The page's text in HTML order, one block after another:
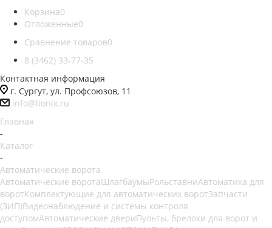
Корзина0
Отложенные0
Сравнение товаров0
8 (3462) 33-77-35
Контактная информация
г. Сургут, ул. Профсоюзов, 11
info@lionix.ru
Главная
-
Каталог
-
Автоматические ворота
Автоматические воротаШлагбаумыРольставниАвтоматика для
воротКомплектующие для автоматических воротЗапчасти
(ЗИП)Видеонаблюдение и системы контроля
доступомАвтоматические двериПульты, брелоки для ворот и